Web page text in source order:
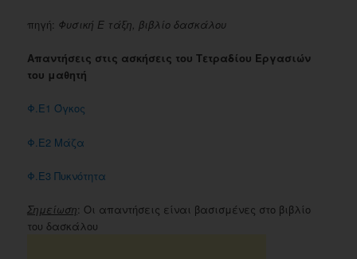
πηγή: Φυσική Ε τάξη, βιβλίο δασκάλου
Απαντήσεις στις ασκήσεις του Τετραδίου Εργασιών
του μαθητή
Φ.Ε1 Όγκος
Φ.Ε2 Μάζα
Φ.Ε3 Πυκνότητα
Σημείωση: Οι απαντήσεις είναι βασισμένες στο βιβλίο
του δασκάλου